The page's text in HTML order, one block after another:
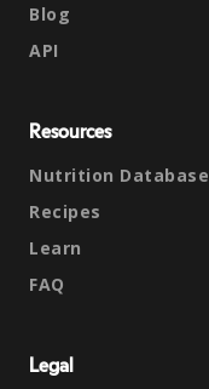
Blog
API
Resources
Nutrition Database
Recipes
Learn
FAQ
Legal